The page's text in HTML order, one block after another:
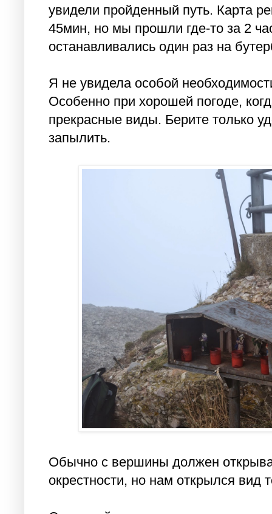
увидели пройденный путь. Карта
45мин, но мы прошли где-то за 2
останавливались один раз на
Я не увидела особой
Особенно при хорошей погоде,
прекрасные виды. Берите только
запылить.
Обычно с вершины должен
окрестности, но нам открылся вид